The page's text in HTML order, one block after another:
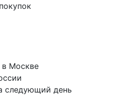
в Москве
следующий день